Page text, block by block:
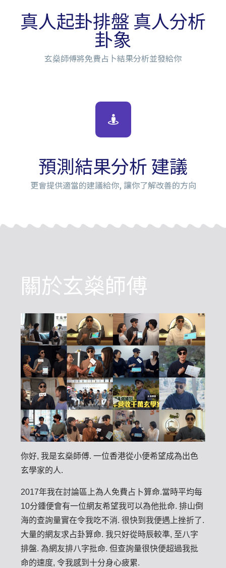
真人起卦排盤 真人分析
卦象
玄燊師傅將免費占卜結果分析並發給你
預測結果分析 建議
更會提供適當的建議給你, 讓你了解改善的方向
關於玄燊師傅
你好, 我是玄燊師傅. 一位香港從小便希望成為出色
玄學家的人.
2017年我在討論區上為人免費占卜算命.當時平均每
10分鍾便會有一位網友希望我可以為他批命. 排山倒
海的查詢量實在令我吃不消. 很快到我便遇上挫折了.
大量的網友求占卦算命. 我只好從時辰較準, 至八字
排盤. 為網友排八字批命. 但查詢量很快便超過我批
命的速度, 令我感到十分身心疲累.